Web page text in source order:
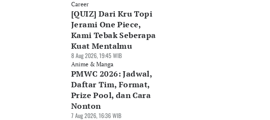
Career
[QUIZ] Dari Kru Topi
Jerami One Piece,
Kami Tebak Seberapa
Kuat Mentalmu
8 Aug 2026, 19:45 WIB
Anime & Manga
PMWC 2026: Jadwal,
Daftar Tim, Format,
Prize Pool, dan Cara
Nonton
7 Aug 2026, 16:36 WIB